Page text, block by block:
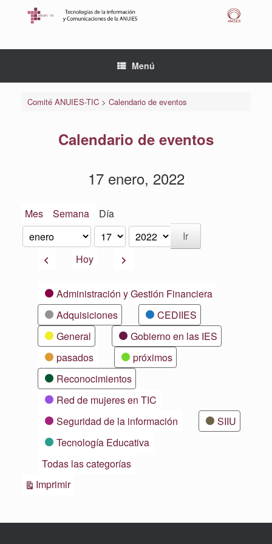
Menú
Comité ANUIES-TIC> Calendario de eventos
Calendario de eventos
17 enero, 2022
Mes Semana Día
Mes
Día
Año
AnteriorHoy Siguiente
CategoríasAdministración y Gestión Financiera
Adquisiciones
CEDIIES
General
Gobierno en las IES
pasados
próximos
Reconocimientos
Red de mujeres en TIC
Seguridad de la información
SIIU
Tecnología Educativa
Todas las categorías
ImprimirVistas